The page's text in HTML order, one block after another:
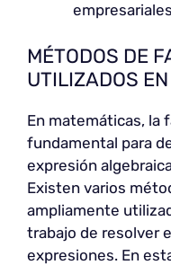
MÉTODOS DE
UTILIZADOS
En matemáticas, la
fundamental para
expresión
Existen varios
ampliamente
trabajo de resolver
expresiones. En